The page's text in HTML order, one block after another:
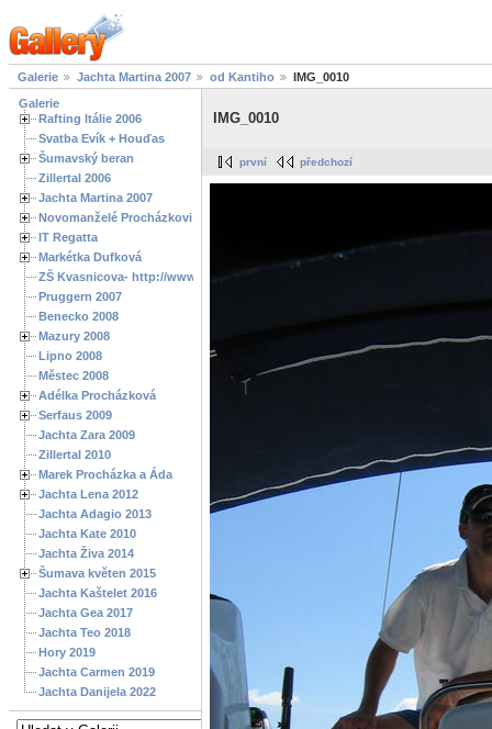
Galerie Jachta Martina 2007 od Kantiho
IMG_0010
Galerie
Rafting Itálie 2006
Svatba Evík + Houďas
Šumavský beran
Zillertal 2006
Jachta Martina 2007
Novomanželé Procházkovi
IT Regatta
Markétka Dufková
ZŠ Kvasnicova- http://www.spoluzaci.cz/285525
Pruggern 2007
Benecko 2008
Mazury 2008
Lipno 2008
Městec 2008
Adélka Procházková
Serfaus 2009
Jachta Zara 2009
Zillertal 2010
Marek Procházka a Áda
Jachta Lena 2012
Jachta Adagio 2013
Jachta Kate 2010
Jachta Živa 2014
Šumava květen 2015
Jachta Kaštelet 2016
Jachta Gea 2017
Jachta Teo 2018
Hory 2019
Jachta Carmen 2019
Jachta Danijela 2022
IMG_0010
první předchozí